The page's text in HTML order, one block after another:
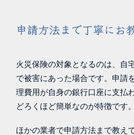
申請方法まで丁寧にお
火災保険の対象となるのは、自
で被害にあった場合です。申請
理費用が自身の銀行口座に支払
どろくほど簡単なのが特徴です
ほかの業者で申請方法まで教え